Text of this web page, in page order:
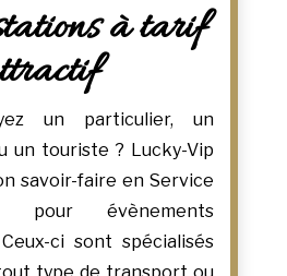
à tarif
un particulier, un
un touriste ? Lucky-Vip
savoir-faire en Service
pour évènements
ci sont spécialisés